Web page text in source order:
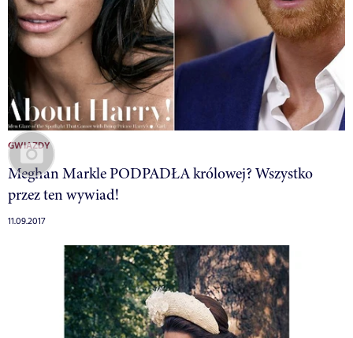
GWIAZDY
Meghan Markle PODPADŁA królowej? Wszystko
przez ten wywiad!
11.09.2017